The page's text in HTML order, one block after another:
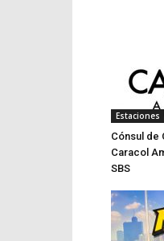
Estaciones
Cónsul de
Caracol
SBS